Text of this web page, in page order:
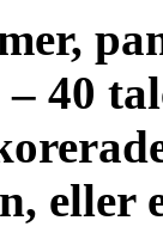
40
eller